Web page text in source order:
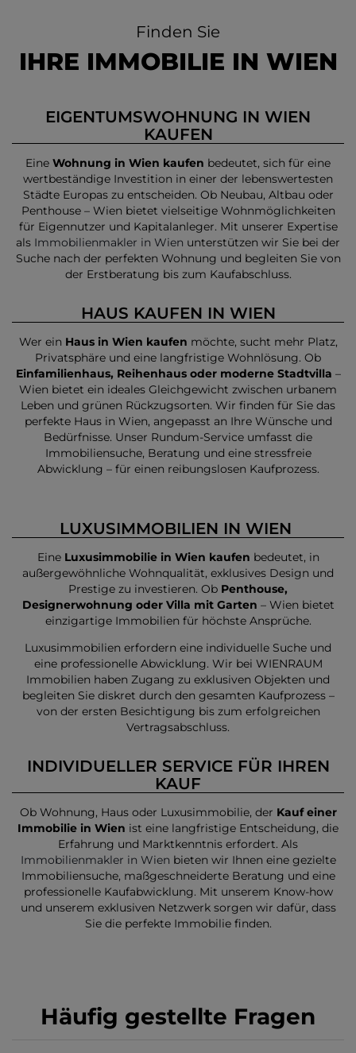
Finden Sie
IHRE IMMOBILIE IN WIEN
EIGENTUMSWOHNUNG IN WIEN
KAUFEN
Eine Wohnung in Wien kaufen bedeutet, sich für eine
wertbeständige Investition in einer der lebenswertesten
Städte Europas zu entscheiden. Ob Neubau, Altbau oder
Penthouse – Wien bietet vielseitige Wohnmöglichkeiten
für Eigennutzer und Kapitalanleger. Mit unserer Expertise
als Immobilienmakler in Wien unterstützen wir Sie bei der
Suche nach der perfekten Wohnung und begleiten Sie von
der Erstberatung bis zum Kaufabschluss.
HAUS KAUFEN IN WIEN
Wer ein Haus in Wien kaufen möchte, sucht mehr Platz,
Privatsphäre und eine langfristige Wohnlösung. Ob
Einfamilienhaus, Reihenhaus oder moderne Stadtvilla –
Wien bietet ein ideales Gleichgewicht zwischen urbanem
Leben und grünen Rückzugsorten. Wir finden für Sie das
perfekte Haus in Wien, angepasst an Ihre Wünsche und
Bedürfnisse. Unser Rundum-Service umfasst die
Immobiliensuche, Beratung und eine stressfreie
Abwicklung – für einen reibungslosen Kaufprozess.
LUXUSIMMOBILIEN IN WIEN
Eine Luxusimmobilie in Wien kaufen bedeutet, in
außergewöhnliche Wohnqualität, exklusives Design und
Prestige zu investieren. Ob Penthouse,
Designerwohnung oder Villa mit Garten – Wien bietet
einzigartige Immobilien für höchste Ansprüche.
Luxusimmobilien erfordern eine individuelle Suche und
eine professionelle Abwicklung. Wir bei WIENRAUM
Immobilien haben Zugang zu exklusiven Objekten und
begleiten Sie diskret durch den gesamten Kaufprozess –
von der ersten Besichtigung bis zum erfolgreichen
Vertragsabschluss.
INDIVIDUELLER SERVICE FÜR IHREN
KAUF
Ob Wohnung, Haus oder Luxusimmobilie, der Kauf einer
Immobilie in Wien ist eine langfristige Entscheidung, die
Erfahrung und Marktkenntnis erfordert. Als
Immobilienmakler in Wien bieten wir Ihnen eine gezielte
Immobiliensuche, maßgeschneiderte Beratung und eine
professionelle Kaufabwicklung. Mit unserem Know-how
und unserem exklusiven Netzwerk sorgen wir dafür, dass
Sie die perfekte Immobilie finden.
Häufig gestellte Fragen